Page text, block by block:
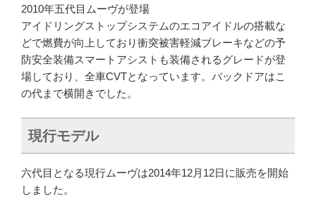
2010年五代目ムーヴが登場
アイドリングストップシステムのエコアイドルの搭載な
どで燃費が向上しており衝突被害軽減ブレーキなどの予
防安全装備スマートアシストも装備されるグレードが登
場しており、全車CVTとなっています。バックドアはこ
の代まで横開きでした。
現行モデル
六代目となる現行ムーヴは2014年12月12日に販売を開始
しました。